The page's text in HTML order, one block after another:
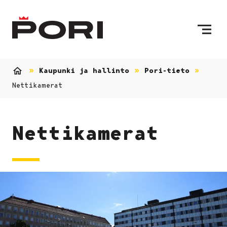
Kaupunki ja hallinto Pori-tieto
Nettikamerat
Nettikamerat